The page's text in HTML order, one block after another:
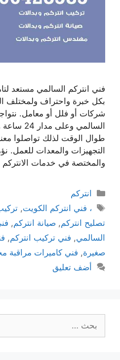
فني انتركم السالمي مستعد
بكل خبرة واحتراف ولمختلف
شركات أو فلل أو معامل.
السالمي
طوال الوقت لذلك تواصلوا
التجهيزات والمعدات للعمل.
والمختصة في خدمات
انتركم
، فني انتركم الكويت,
تصليح انتركم, صيانة انتركم,
السالمي, فني تركيب انتركم,
صغيرة, فني كاميرات مراقبة
أضف تعليق